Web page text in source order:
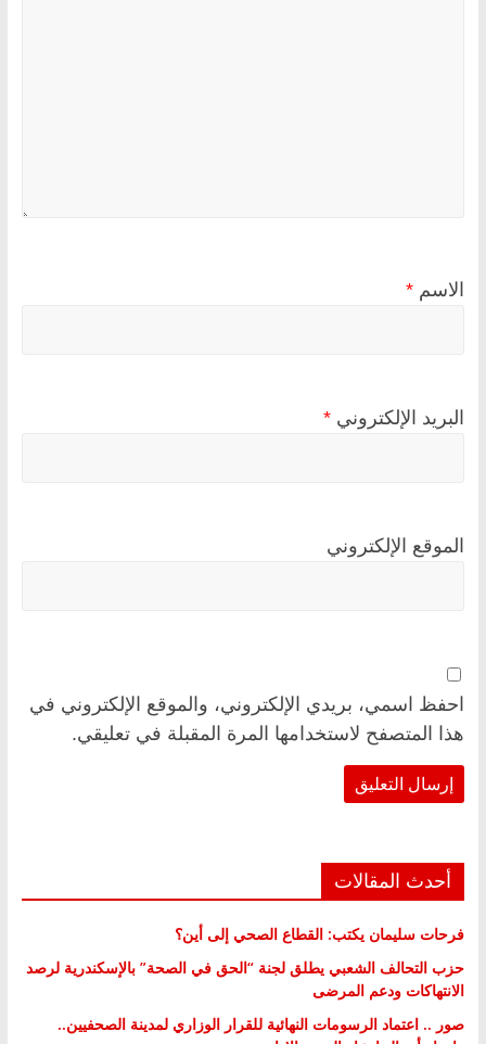
الاسم *
البريد الإلكتروني *
الموقع الإلكتروني
احفظ اسمي، بريدي الإلكتروني، والموقع الإلكتروني في
هذا المتصفح لاستخدامها المرة المقبلة في تعليقي.
أحدث المقالات
فرحات سليمان يكتب: القطاع الصحي إلى أين؟
حزب التحالف الشعبي يطلق لجنة “الحق في الصحة” بالإسكندرية لرصد
الانتهاكات ودعم المرضى
صور .. اعتماد الرسومات النهائية للقرار الوزاري لمدينة الصحفيين..